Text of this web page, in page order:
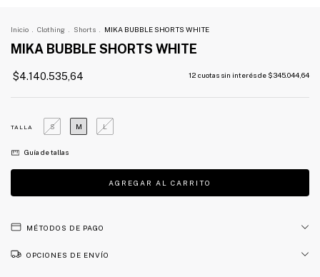
Inicio . Clothing . Shorts . MIKA BUBBLE SHORTS WHITE
MIKA BUBBLE SHORTS WHITE
$4.140.535,64 12 cuotas sin interés de $345.044,64
TALLA S M L
Guía de tallas
MÉTODOS DE PAGO
OPCIONES DE ENVÍO